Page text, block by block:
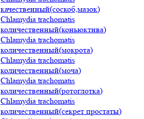
качественный(соскоб,мазок)
Chlamydia trachomatis
количественный(коньюктива)
Chlamydia trachomatis
количественный(мокрота)
Chlamydia trachomatis
количественный(моча)
Chlamydia trachomatis
количественный(ротоглотка)
Chlamydia trachomatis
количественный(секрет простаты)